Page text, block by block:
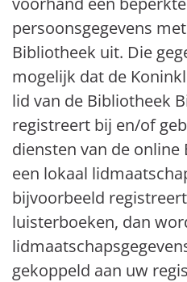
persoonsgegevens
Bibliotheek uit. Die
mogelijk dat de
lid van de Bibliotheek
registreert bij en/of
diensten van de
een lokaal
bijvoorbeeld
luisterboeken, dan
gekoppeld aan uw